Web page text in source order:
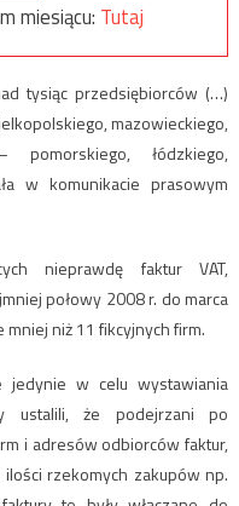
miesiącu: Tutaj
tysiąc przedsiębiorców (…)
mazowieckiego,
pomorskiego, łódzkiego,
w komunikacie prasowym
nieprawdę faktur VAT,
połowy 2008 r. do marca
mniej niż 11 fikcyjnych firm.
jedynie w celu wystawiania
ustalili, że podejrzani po
i adresów odbiorców faktur,
rzekomych zakupów np.